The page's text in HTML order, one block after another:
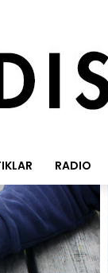
RADIO